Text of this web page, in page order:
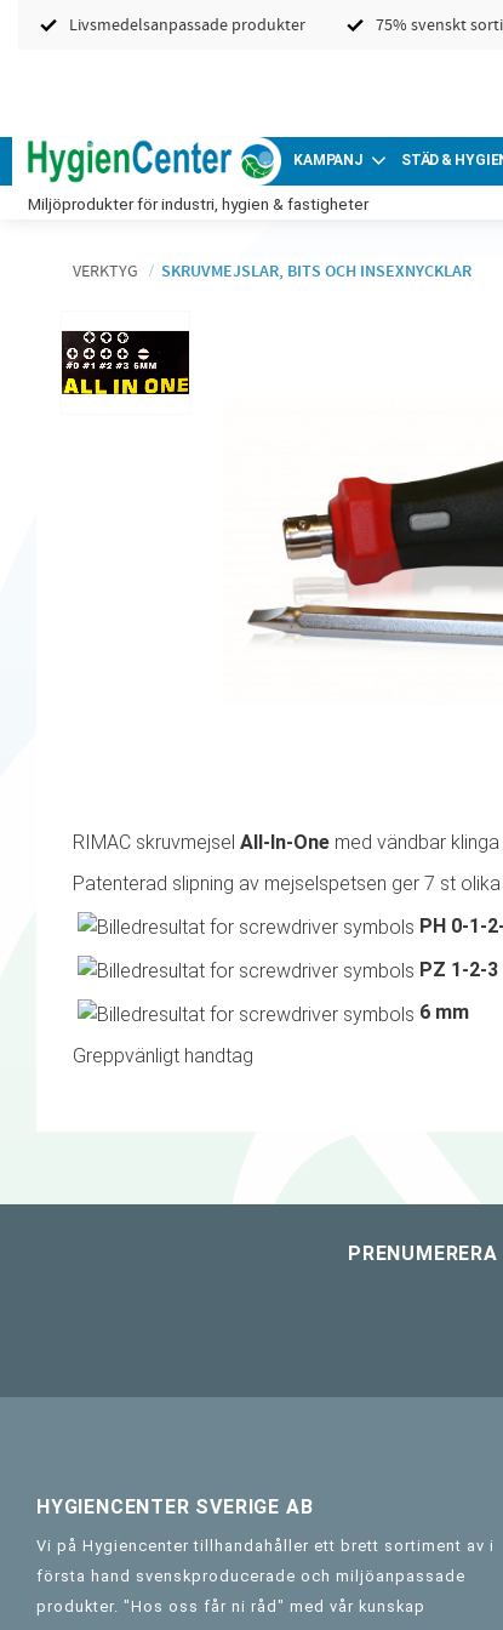
Livsmedelsanpassade produkter 75% svenskt
KAMPANJ STÄD &
Miljöprodukter för industri, hygien & fastigheter
VERKTYG SKRUVMEJSLAR, BITS OCH INSEXNYCKLAR
RIMAC skruvmejsel All-In-One med vändbar klinga
Patenterad slipning av mejselspetsen ger 7 st
PH 0-1-
PZ 1-2-3
6 mm
Greppvänligt handtag
HYGIENCENTER SVERIGE AB
Vi på Hygiencenter tillhandahåller ett brett sortiment av i
första hand svenskproducerade och miljöanpassade
produkter. "Hos oss får ni råd" med vår kunskap